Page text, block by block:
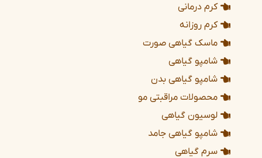
کرم درمانی
کرم روزانه
ماسک گیاهی صورت
شامپو گیاهی
شامپو گیاهی بدن
محصولات مراقبتی مو
لوسیون گیاهی
شامپو گیاهی جامد
سرم گیاهی